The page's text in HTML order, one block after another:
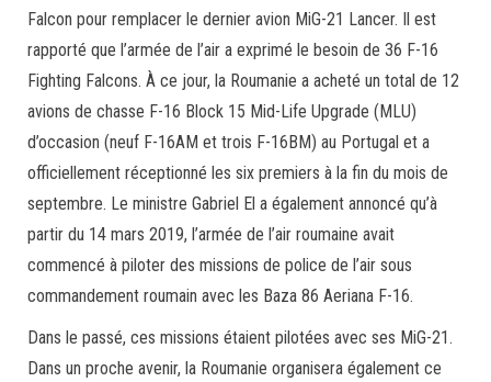
Falcon pour remplacer le dernier avion MiG-21 Lancer. Il est
rapporté que l’armée de l’air a exprimé le besoin de 36 F-16
Fighting Falcons. À ce jour, la Roumanie a acheté un total de 12
avions de chasse F-16 Block 15 Mid-Life Upgrade (MLU)
d’occasion (neuf F-16AM et trois F-16BM) au Portugal et a
officiellement réceptionné les six premiers à la fin du mois de
septembre. Le ministre Gabriel El a également annoncé qu’à
partir du 14 mars 2019, l’armée de l’air roumaine avait
commencé à piloter des missions de police de l’air sous
commandement roumain avec les Baza 86 Aeriana F-16.
Dans le passé, ces missions étaient pilotées avec ses MiG-21.
Dans un proche avenir, la Roumanie organisera également ce